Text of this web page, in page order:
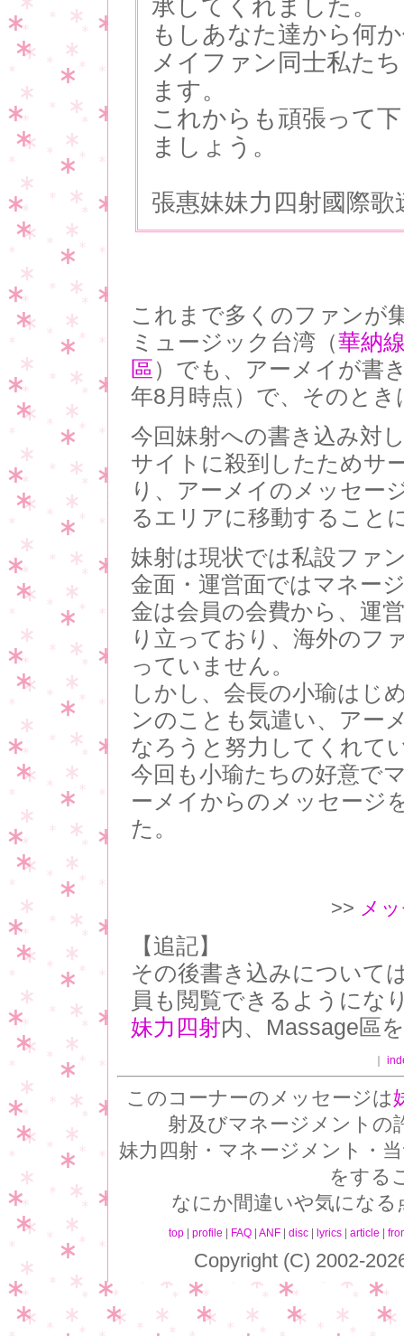
承してくれました。
もしあなた達から何
メイファン同士私た
ます。
これからも頑張って
ましょう。
張惠妹妹力四射國際
これまで多くのファンが
ミュージック台湾（華納
區）でも、アーメイが書
年8月時点）で、そのと
今回妹射への書き込み対
サイトに殺到したためサ
り、アーメイのメッセー
るエリアに移動すること
妹射は現状では私設ファ
金面・運営面ではマネー
金は会員の会費から、運
り立っており、海外のフ
っていません。
しかし、会長の小瑜はじ
ンのことも気遣い、アー
なろうと努力してくれて
今回も小瑜たちの好意で
ーメイからのメッセージ
た。
>> メ
【追記】
その後書き込みについて
員も閲覧できるようにな
妹力四射内、Massage區
このコーナーのメッセージは
射及びマネージメントの
妹力四射・マネージメント・
をする
なにか間違いや気になる
top profile FAQ ANF disc lyrics article
Copyright (C) 2002-